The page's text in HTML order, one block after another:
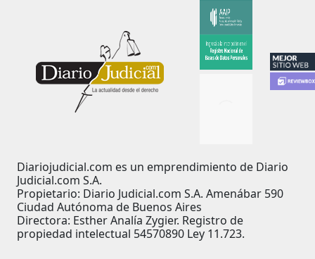
Diariojudicial.com es un emprendimiento de Diario
Judicial.com S.A.
Propietario: Diario Judicial.com S.A. Amenábar 590
Ciudad Autónoma de Buenos Aires
Directora: Esther Analía Zygier. Registro de
propiedad intelectual 54570890 Ley 11.723.